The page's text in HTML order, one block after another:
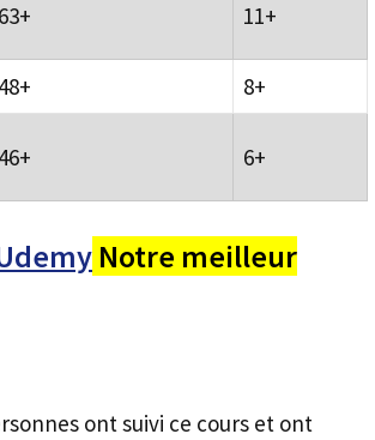
63+ 11+
48+
8+
46+ 6+
Notre meilleur
ont suivi ce cours et ont